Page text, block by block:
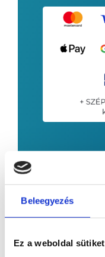
Beleegyezés
Ez a weboldal
Minimum